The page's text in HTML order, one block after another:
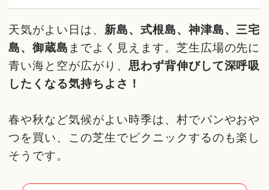
天気がよい日は、 新島、式根島、神津島、三宅
島、御蔵島 までよく見えます。芝生広場の先に
青い海と空が広がり、 思わず背伸びして深呼吸
したくなる気持ちよさ！
春や秋など気候がよい時季は、村でパンやおや
つを買い、この芝生でピクニックするのも楽し
そうです。